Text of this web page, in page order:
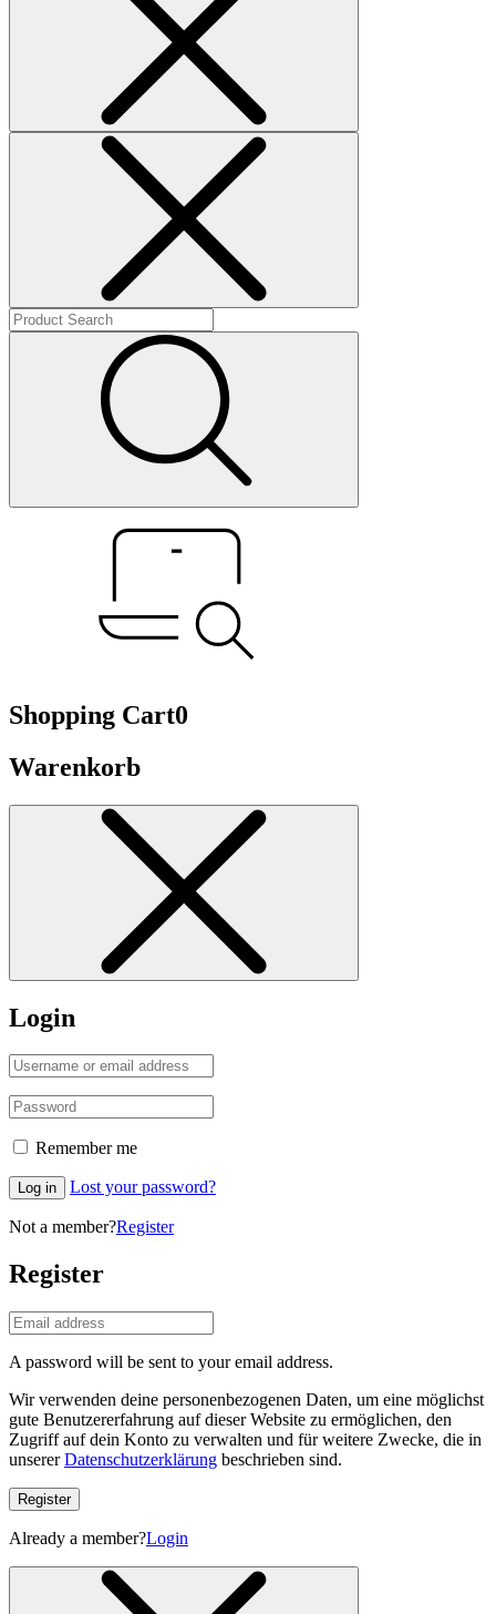
Shopping Cart0
Warenkorb
Login
Remember me
Log in Lost your password?
Not a member?Register
Register
A password will be sent to your email address.
Wir verwenden deine personenbezogenen Daten, um eine möglichst
gute Benutzererfahrung auf dieser Website zu ermöglichen, den
Zugriff auf dein Konto zu verwalten und für weitere Zwecke, die in
unsererDatenschutzerklärung beschrieben sind.
Register
Already a member?Login